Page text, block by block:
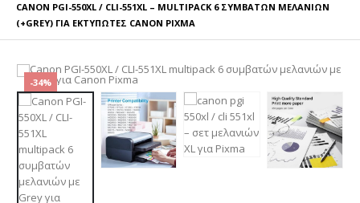
CANON PGI-550XL / CLI-551XL – MULTIPACK 6 ΣΥΜΒΑΤΏΝ ΜΕΛΑΝΙΏΝ
(+GREY) ΓΙΑ ΕΚΤΥΠΩΤΈΣ CANON PIXMA
-34%